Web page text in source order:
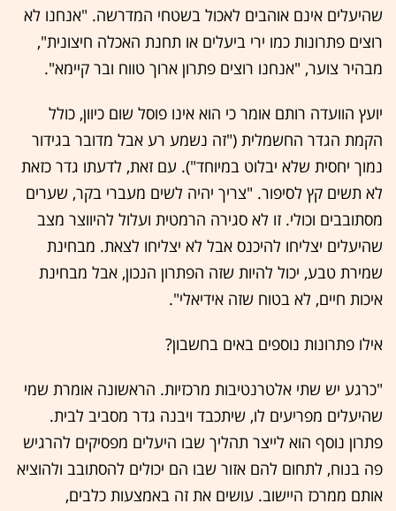
שהיעלים אינם אוהבים לאכול בשטחי המדרשה. "אנחנו לא
רוצים פתרונות כמו ירי ביעלים או תחנת האכלה חיצונית",
מבהיר צוער, "אנחנו רוצים פתרון ארוך טווח ובר קיימא".
יועץ הוועדה רותם אומר כי הוא אינו פוסל שום כיוון, כולל
הקמת הגדר החשמלית ("זה נשמע רע אבל מדובר בגידור
נמוך יחסית שלא יבלוט במיוחד"). עם זאת, לדעתו גדר כזאת
לא תשים קץ לסיפור. "צריך יהיה לשים מעברי בקר, שערים
מסתובבים וכולי. זו לא סגירה הרמטית ועלול להיווצר מצב
שהיעלים יצליחו להיכנס אבל לא יצליחו לצאת. מבחינת
שמירת טבע, יכול להיות שזה הפתרון הנכון, אבל מבחינת
איכות חיים, לא בטוח שזה אידיאלי".
אילו פתרונות נוספים באים בחשבון?
"כרגע יש שתי אלטרנטיבות מרכזיות. הראשונה אומרת שמי
שהיעלים מפריעים לו, שיתכבד ויבנה גדר מסביב לבית.
פתרון נוסף הוא לייצר תהליך שבו היעלים מפסיקים להרגיש
פה בנוח, לתחום להם אזור שבו הם יכולים להסתובב ולהוציא
אותם ממרכז היישוב. עושים את זה באמצעות כלבים,